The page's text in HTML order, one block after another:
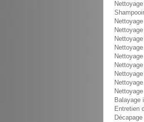
Balayage
Entretien